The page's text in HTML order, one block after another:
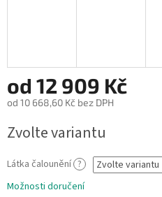
od 12 909 Kč
od 10 668,60 Kč bez DPH
cena:
Zvolte variantu
Látka čalounění ?
Možnosti doručení